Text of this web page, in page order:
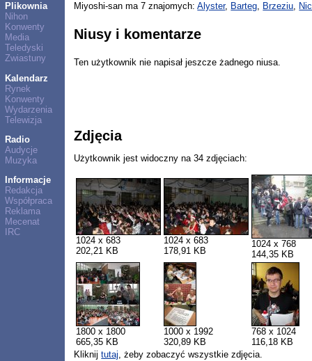
Plikownia
Nihon
Konwenty
Media
Teledyski
Zwiastuny
Kalendarz
Rynek
Konwenty
Wydarzenia
Telewizja
Radio
Audycje
Muzyka
Informacje
Redakcja
Współpraca
Reklama
Mecenat
IRC
Miyoshi-san ma 7 znajomych:Alyster, Barteg, Brzeziu,
Niusy i komentarze
Ten użytkownik nie napisał jeszcze żadnego niusa.
Zdjęcia
Użytkownik jest widoczny na 34 zdjęciach:
1024 x 683
202,21 KB
1024 x 683
178,91 KB
1024 x 768
144,35 KB
1800 x 1800
665,35 KB
1000 x 1992
320,89 KB
768 x 1024
116,18 KB
Kliknijtutaj, żeby zobaczyć wszystkie zdjęcia.